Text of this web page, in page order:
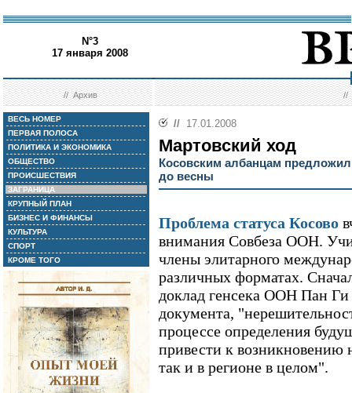
N°3
17 января 2008
//Архив //
ВЕСЬ НОМЕР
ПЕРВАЯ ПОЛОСА
ПОЛИТИКА И ЭКОНОМИКА
ОБЩЕСТВО
ПРОИСШЕСТВИЯ
ЗАГРАНИЦА
КРУПНЫЙ ПЛАН
БИЗНЕС И ФИНАНСЫ
КУЛЬТУРА
СПОРТ
КРОМЕ ТОГО
// 17.01.2008
Мартовский ход
Косовским албанцам
до весны
Проблема статуса Косово
внимания Совбеза ООН.
члены элитарного
различных форматах.
доклад генсека ООН Пан
документа,
процессе определения
привести к возникновению
так и в регионе в целом".